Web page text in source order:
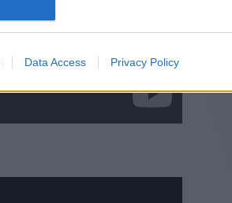
Data Access Privacy Policy